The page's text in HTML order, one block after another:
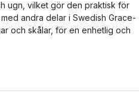
ugn, vilket gör den praktisk för
andra delar i Swedish Grace-
och skålar, för en enhetlig och